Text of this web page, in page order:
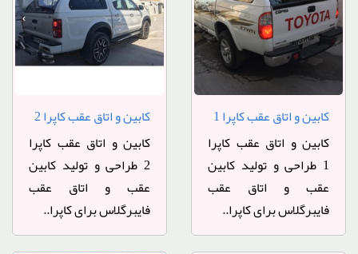
کابین و اتاق عقب کاپرا 1
کابین و اتاق عقب کاپرا
1 طراحی و تولید کابین
عقب و اتاق عقب
فایبرگلاس برای کاپرا..
کابین و اتاق عقب کاپرا 2
کابین و اتاق عقب کاپرا
2 طراحی و تولید کابین
عقب و اتاق عقب
فایبرگلاس برای کاپرا..